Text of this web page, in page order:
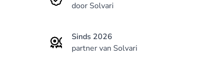
door Solvari
Sinds 2026
partner van Solvari